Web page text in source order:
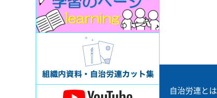
自治労連とは